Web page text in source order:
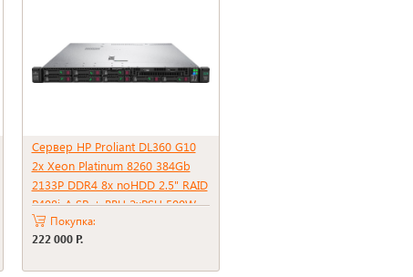
Сервер HP Proliant DL360 G10
2x Xeon Platinum 8260 384Gb
2133P DDR4 8x noHDD 2.5" RAID
P408i-A SR + BBU 2xPSU 500W
Покупка:
222 000 Р.